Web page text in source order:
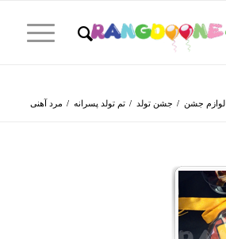
لوازم جشن / جشن تولد / تم تولد پسرانه / مرد آهنی